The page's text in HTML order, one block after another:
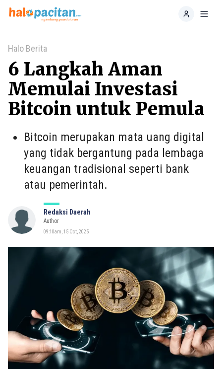
Home
Halo Berita
6 Langkah Aman
Memulai Investasi
Bitcoin untuk Pemula
Bitcoin merupakan mata uang digital
yang tidak bergantung pada lembaga
keuangan tradisional seperti bank
atau pemerintah.
Redaksi Daerah
Author
09:10am, 15 Oct, 2025